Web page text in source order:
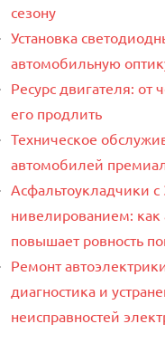
сезону
Установка
автомобильную
Ресурс двигателя: от
его продлить
Техническое
автомобилей
Асфальтоукладчики с
нивелированием: как
повышает ровность
Ремонт
диагностика и
неисправностей